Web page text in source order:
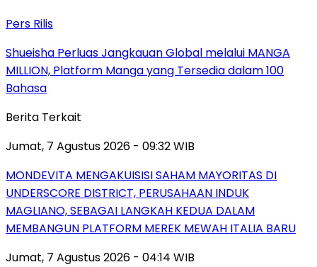
Pers Rilis
Shueisha Perluas Jangkauan Global melalui MANGA
MILLION, Platform Manga yang Tersedia dalam 100
Bahasa
Berita Terkait
Jumat, 7 Agustus 2026 - 09:32 WIB
MONDEVITA MENGAKUISISI SAHAM MAYORITAS DI
UNDERSCORE DISTRICT, PERUSAHAAN INDUK
MAGLIANO, SEBAGAI LANGKAH KEDUA DALAM
MEMBANGUN PLATFORM MEREK MEWAH ITALIA BARU
Jumat, 7 Agustus 2026 - 04:14 WIB